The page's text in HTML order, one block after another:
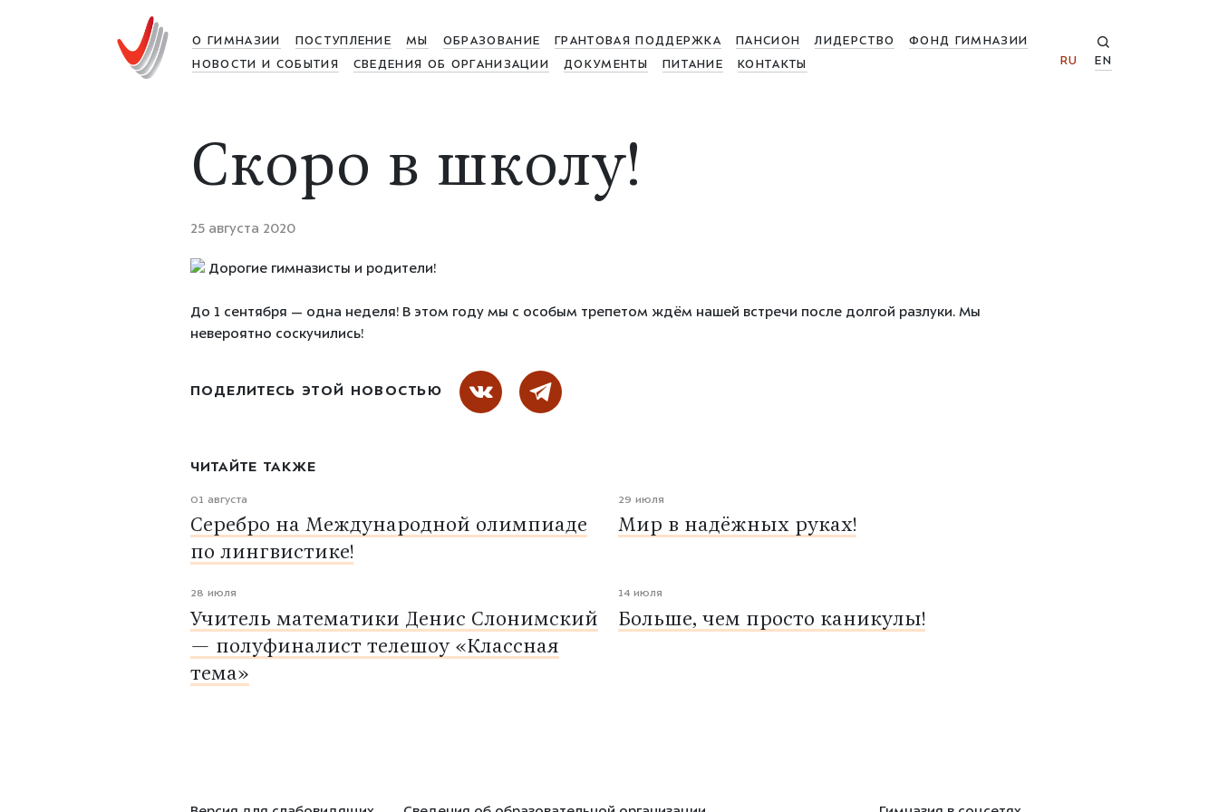
О ГИМНАЗИИ ПОСТУПЛЕНИЕ МЫ ОБРАЗОВАНИЕ ГРАНТОВАЯ ПОДДЕРЖКА ПАНСИОН ЛИДЕРСТВО
ФОНД ГИМНАЗИИ
НОВОСТИ И СОБЫТИЯ
СВЕДЕНИЯ ОБ ОРГАНИЗАЦИИ ДОКУМЕНТЫ ПИТАНИЕ КОНТАКТЫ RU EN
Скоро в школу!
25 августа 2020
Дорогие гимназисты и родители!
До 1 сентября — одна неделя! В этом году мы с особым трепетом ждём нашей встречи после долгой разлуки. Мы
невероятно соскучились!
ПОДЕЛИТЕСЬ ЭТОЙ НОВОСТЬЮ
ЧИТАЙТЕ ТАКЖЕ
01 августа
Серебро на Международной олимпиаде
по лингвистике!
29 июля
Мир в надёжных руках!
28 июля
Учитель математики Денис Слонимский
— полуфиналист телешоу «Классная
тема»
14 июля
Больше, чем просто каникулы!